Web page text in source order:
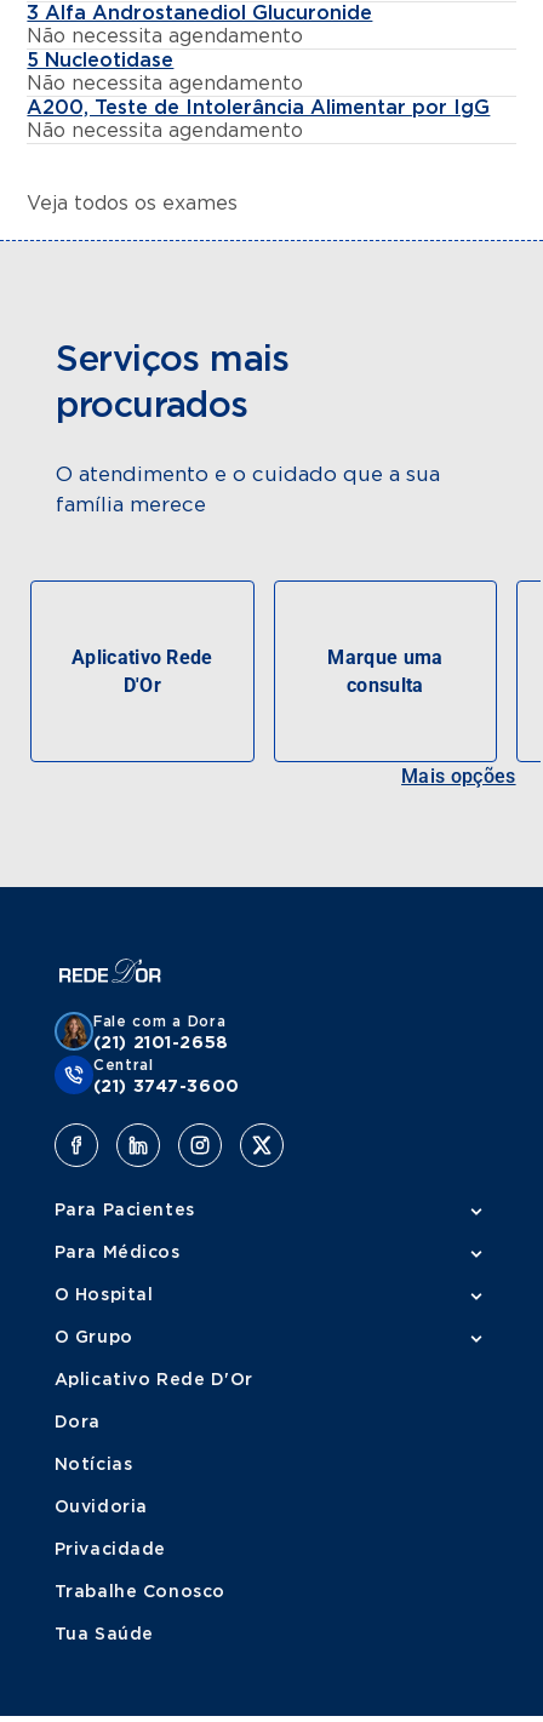
3 Alfa Androstanediol Glucuronide
Não necessita agendamento
5 Nucleotidase
Não necessita agendamento
A200, Teste de Intolerância Alimentar por IgG
Não necessita agendamento
Veja todos os exames
Serviços mais
procurados
O atendimento e o cuidado que a sua
família merece
Aplicativo Rede
D'Or
Marque uma
consulta
Mais opções
Fale com a Dora
(21) 2101-2658
Central
(21) 3747-3600
Para Pacientes
Para Médicos
O Hospital
O Grupo
Aplicativo Rede D'Or
Dora
Notícias
Ouvidoria
Privacidade
Trabalhe Conosco
Tua Saúde